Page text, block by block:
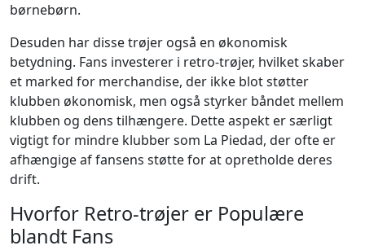
børnebørn.
Desuden har disse trøjer også en økonomisk
betydning. Fans investerer i retro-trøjer, hvilket skaber
et marked for merchandise, der ikke blot støtter
klubben økonomisk, men også styrker båndet mellem
klubben og dens tilhængere. Dette aspekt er særligt
vigtigt for mindre klubber som La Piedad, der ofte er
afhængige af fansens støtte for at opretholde deres
drift.
Hvorfor Retro-trøjer er Populære
blandt Fans